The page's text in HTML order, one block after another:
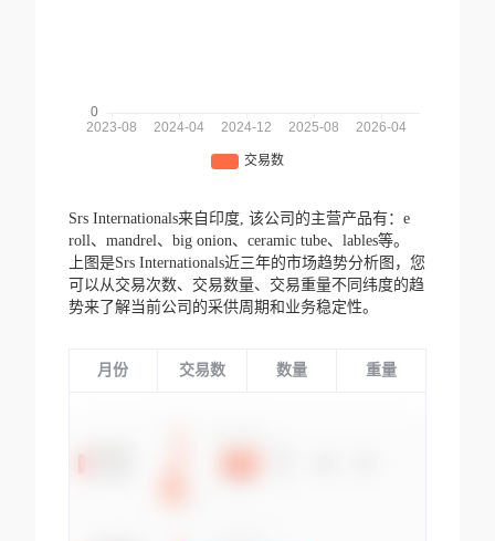
Srs Internationals来自印度, 该公司的主营产品有：e
roll、mandrel、big onion、ceramic tube、lables等。
上图是Srs Internationals近三年的市场趋势分析图，您
可以从交易次数、交易数量、交易重量不同纬度的趋
势来了解当前公司的采供周期和业务稳定性。
月份 交易数 数量 重量